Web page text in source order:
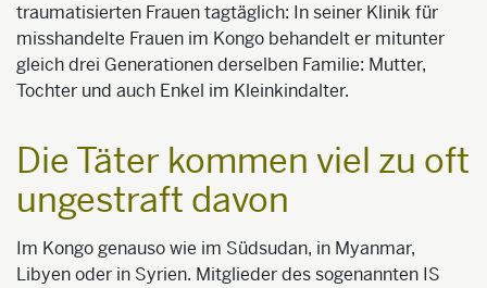
traumatisierten Frauen tagtäglich: In seiner Klinik für
misshandelte Frauen im Kongo behandelt er mitunter
gleich drei Generationen derselben Familie: Mutter,
Tochter und auch Enkel im Kleinkindalter.
Die Täter kommen viel zu oft
ungestraft davon
Im Kongo genauso wie im Südsudan, in Myanmar,
Libyen oder in Syrien. Mitglieder des sogenannten IS